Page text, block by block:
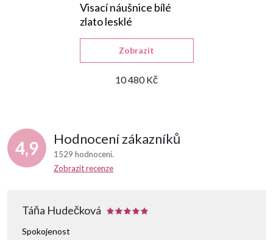
Visací náušnice bílé
zlato lesklé
10 480 Kč
Zobrazit
4,9 Hodnocení zákazníků
1529 hodnocení
Zobrazit recenze
Táňa Hudečková
Spokojenost